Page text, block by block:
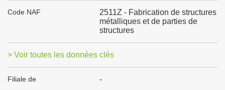
Code NAF
2511Z - Fabrication de structures
métalliques et de parties de
structures
> Voir toutes les données clés
Filiale de -